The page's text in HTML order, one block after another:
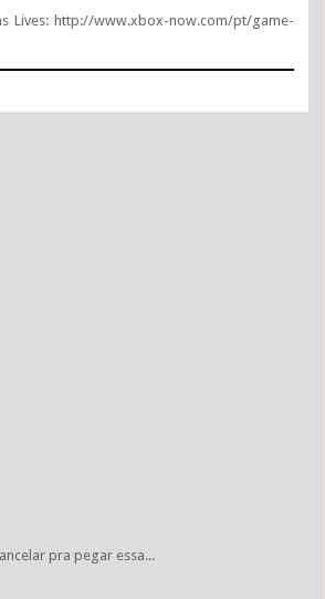
Lives: http://www.xbox-now.com/pt/game-
pra pegar essa...